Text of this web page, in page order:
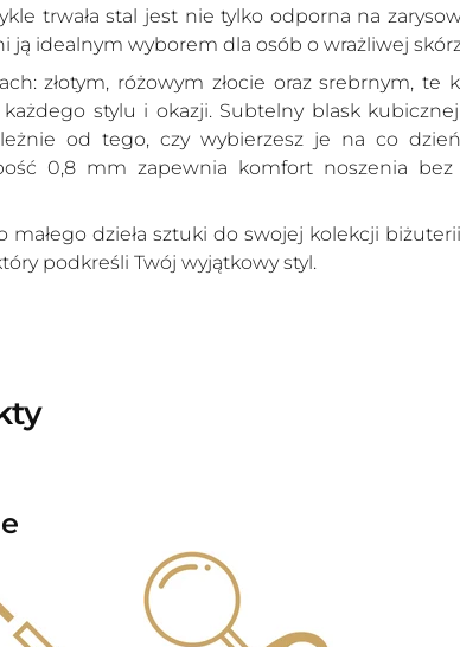
trwała stal jest nie tylko odporna na
ją idealnym wyborem dla osób o wrażliwej
złotym, różowym złocie oraz srebrnym, te
stylu i okazji. Subtelny blask
od tego, czy wybierzesz je na co
0,8 mm zapewnia komfort noszenia
dzieła sztuki do swojej kolekcji
podkreśli Twój wyjątkowy styl.